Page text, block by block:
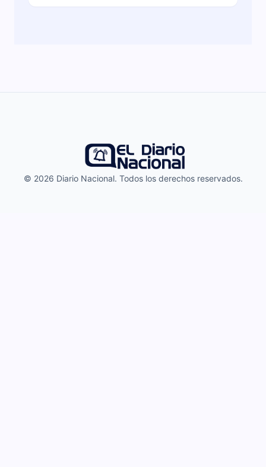
© 2026 Diario Nacional. Todos los derechos reservados.